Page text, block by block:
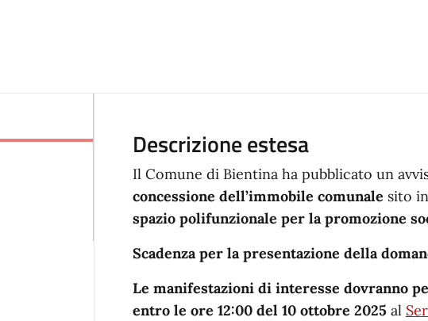
Descrizione estesa
Il Comune di Bientina ha pubblicato un
concessione dell’immobile comunale sito
spazio polifunzionale per la promozione
Scadenza per la presentazione della
Le manifestazioni di interesse dovranno
entro le ore 12:00 del 10 ottobre 2025 al